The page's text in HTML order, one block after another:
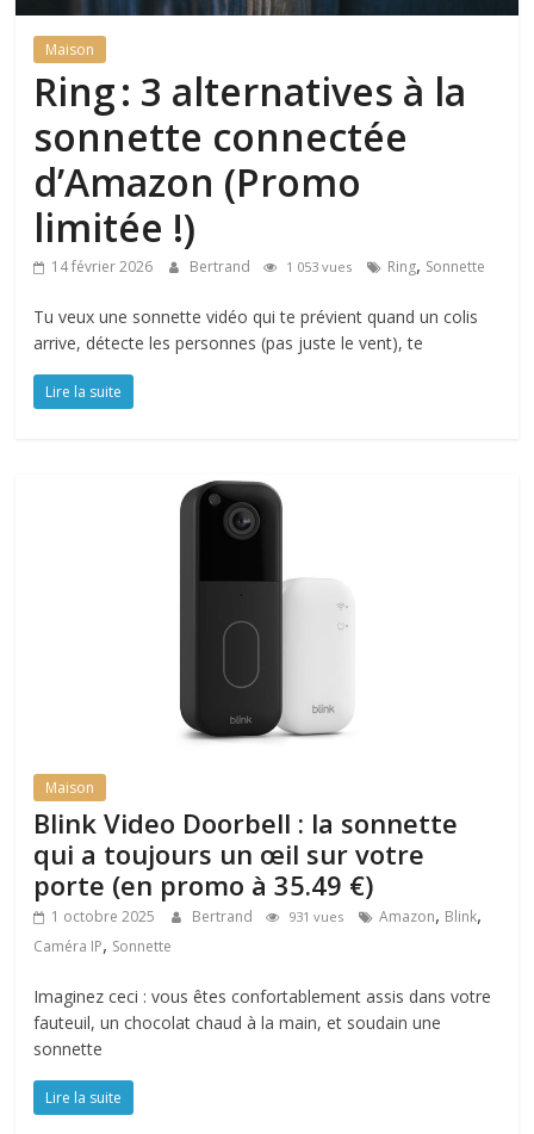
Maison
Ring : 3 alternatives à la
sonnette connectée
d’Amazon (Promo
limitée !)
14 février 2026 Bertrand 1 053 vues Ring, Sonnette
Tu veux une sonnette vidéo qui te prévient quand un colis
arrive, détecte les personnes (pas juste le vent), te
Lire la suite
Maison
Blink Video Doorbell : la sonnette
qui a toujours un œil sur votre
porte (en promo à 35.49 €)
1 octobre 2025 Bertrand 931 vues Amazon, Blink,
Caméra IP, Sonnette
Imaginez ceci : vous êtes confortablement assis dans votre
fauteuil, un chocolat chaud à la main, et soudain une
sonnette
Lire la suite